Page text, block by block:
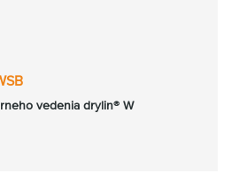
vedenia drylin® W